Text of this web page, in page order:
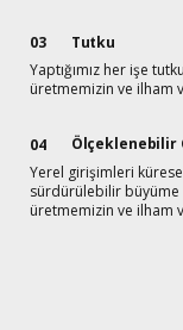
03
Tutku
Yaptığımız her işe
üretmemizin ve ilham
04
Ölçeklenebilir
Yerel girişimleri
sürdürülebilir büyüme
üretmemizin ve ilham